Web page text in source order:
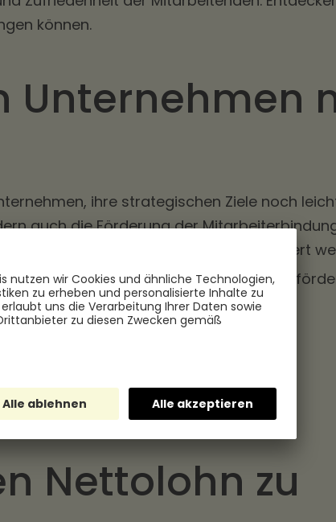
können.
Unternehmen
ihre strategischen Ziele noch
auch die Förderung der
durch den Einsatz von Benefits realisiert
Sie die Mitarbeiterzufriedenheit und
im Wettbewerb um Talente.
Nutzen für Ihre Mitarbeitenden.
engagierter und leistungsfähiger.
Nettolohn zu